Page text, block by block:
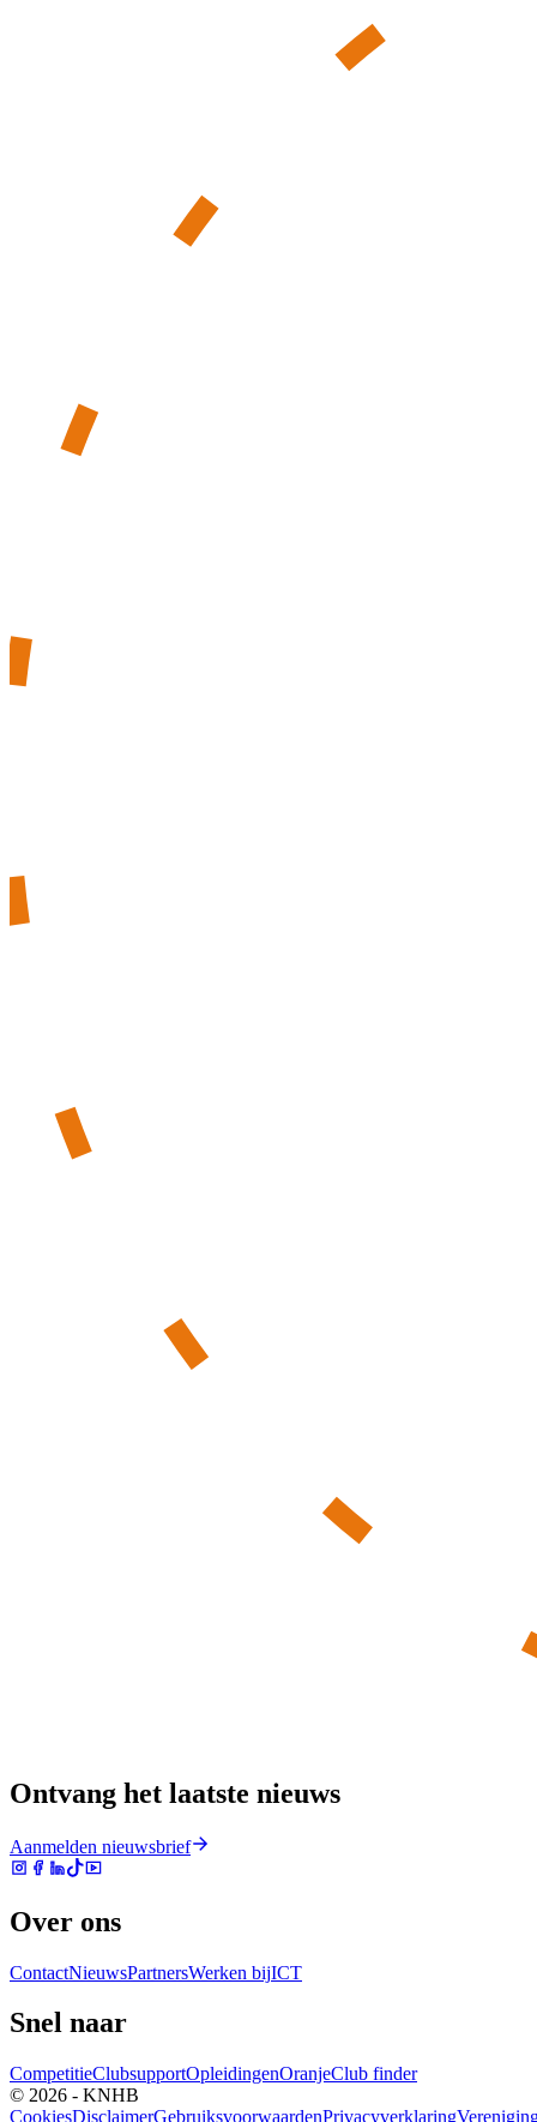
Ontvang het laatste nieuws
Aanmelden nieuwsbrief
Over ons
ContactNieuwsPartnersWerken bijICT
Snel naar
CompetitieClubsupportOpleidingenOranjeClub finder
© 2026 - KNHB
CookiesDisclaimerGebruiksvoorwaardenPrivacyverklaring